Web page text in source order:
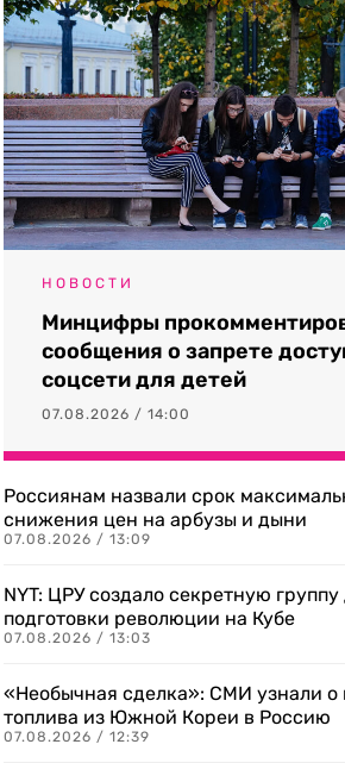
НОВОСТИ
Минцифры
сообщения о запрете
соцсети для детей
07.08.2026 / 14:00
Россиянам назвали срок
снижения цен на арбузы и дыни
07.08.2026 / 13:09
NYT: ЦРУ создало секретную группу
подготовки революции на Кубе
07.08.2026 / 13:03
«Необычная сделка»: СМИ узнали о
топлива из Южной Кореи в Россию
07.08.2026 / 12:39